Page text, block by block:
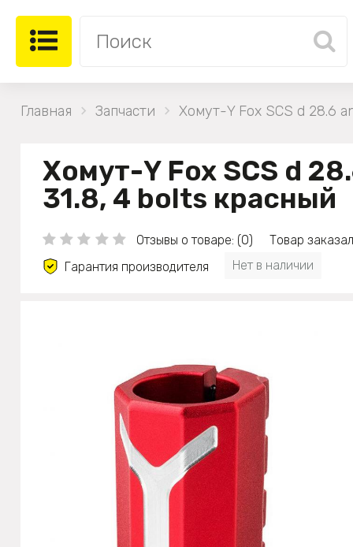
Главная Запчасти Хомут-Y Fox SCS d 28.6
Хомут-Y Fox SCS d
31.8, 4 bolts красный
Отзывы о товаре: (0)
Товар
Гарантия производителя
Нет в наличии